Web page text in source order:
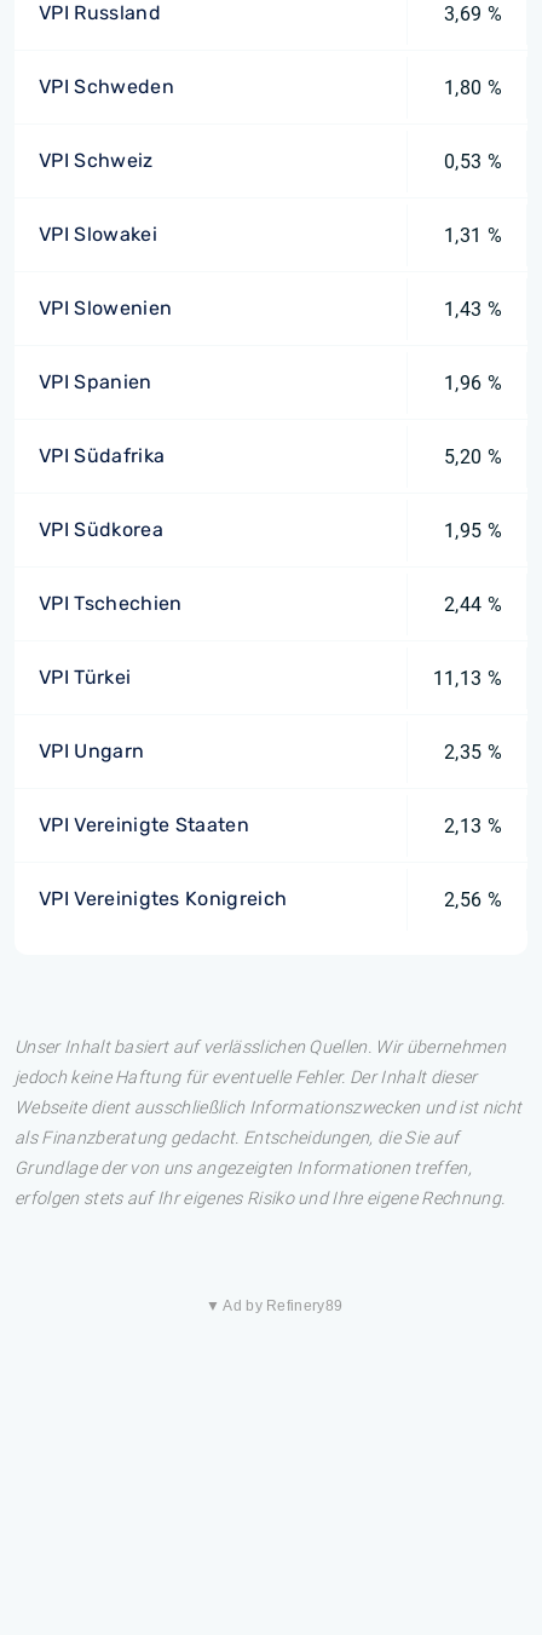
VPI Russland 3,69 %
VPI Schweden 1,80 %
VPI Schweiz 0,53 %
VPI Slowakei 1,31 %
VPI Slowenien 1,43 %
VPI Spanien 1,96 %
VPI Südafrika 5,20 %
VPI Südkorea 1,95 %
VPI Tschechien 2,44 %
VPI Türkei 11,13 %
VPI Ungarn 2,35 %
VPI Vereinigte Staaten 2,13 %
VPI Vereinigtes Konigreich 2,56 %
Unser Inhalt basiert auf verlässlichen Quellen. Wir übernehmen
jedoch keine Haftung für eventuelle Fehler. Der Inhalt dieser
Webseite dient ausschließlich Informationszwecken und ist nicht
als Finanzberatung gedacht. Entscheidungen, die Sie auf
Grundlage der von uns angezeigten Informationen treffen,
erfolgen stets auf Ihr eigenes Risiko und Ihre eigene Rechnung.
▼ Ad by Refinery89